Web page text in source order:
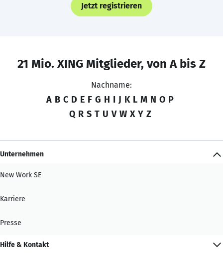
Jetzt registrieren
21 Mio. XING Mitglieder, von A bis Z
Nachname:
A B C D E F G H I J K L M N O P
Q R S T U V W X Y Z
Unternehmen
New Work SE
Karriere
Presse
Hilfe & Kontakt